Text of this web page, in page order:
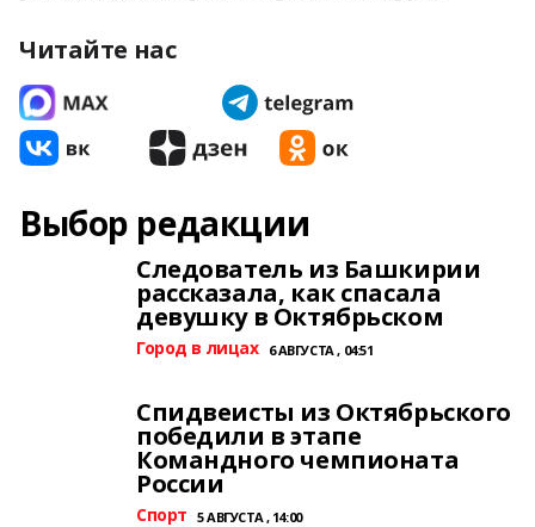
Читайте нас
Выбор редакции
Следователь из Башкирии
рассказала, как спасала
девушку в Октябрьском
Город в лицах 6 АВГУСТА , 04:51
Спидвеисты из Октябрьского
победили в этапе
Командного чемпионата
России
Спорт 5 АВГУСТА , 14:00